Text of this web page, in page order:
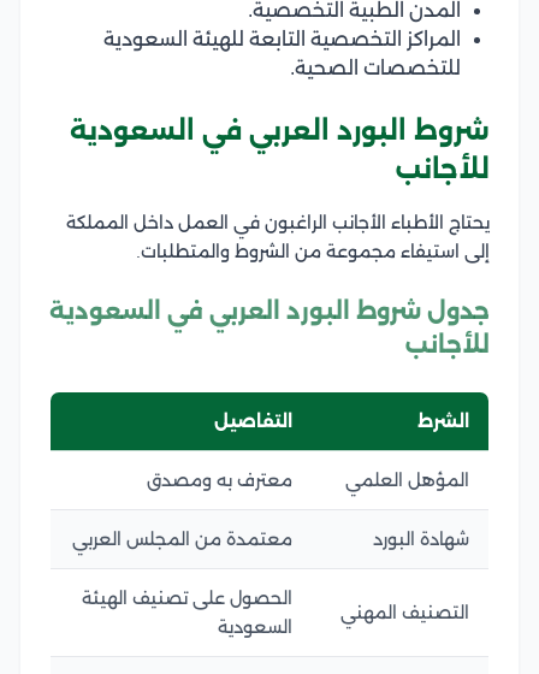
المدن الطبية التخصصية.
المراكز التخصصية التابعة للهيئة السعودية
للتخصصات الصحية.
شروط البورد العربي في السعودية
للأجانب
يحتاج الأطباء الأجانب الراغبون في العمل داخل المملكة
إلى استيفاء مجموعة من الشروط والمتطلبات.
جدول شروط البورد العربي في السعودية
للأجانب
الشرط التفاصيل
المؤهل العلمي معترف به ومصدق
شهادة البورد معتمدة من المجلس العربي
التصنيف المهني
الحصول على تصنيف الهيئة
السعودية